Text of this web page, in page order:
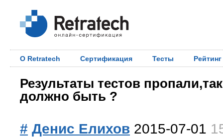
О Retratech Сертификация Тесты Рейтинг
Результаты тестов
должно быть ?
# Денис Елихов 2015-07-01